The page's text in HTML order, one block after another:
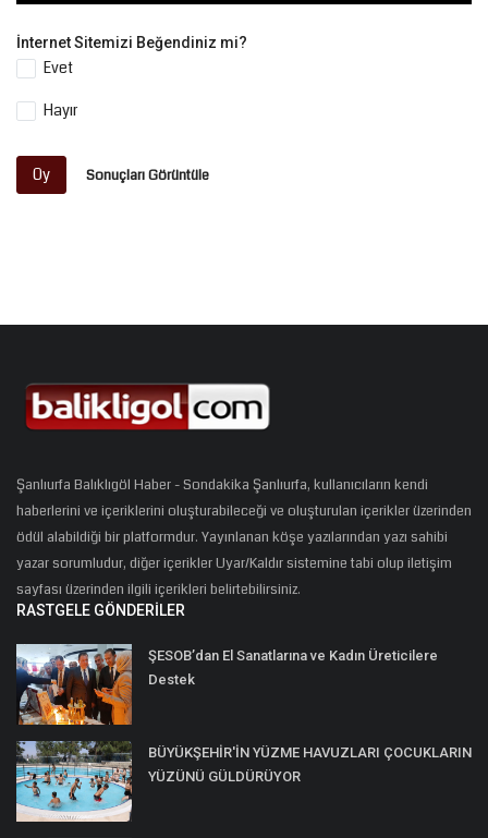
İnternet Sitemizi Beğendiniz mi?
Evet
Hayır
Oy Sonuçları Görüntüle
Şanlıurfa Balıklıgöl Haber - Sondakika Şanlıurfa, kullanıcıların kendi
haberlerini ve içeriklerini oluşturabileceği ve oluşturulan içerikler üzerinden
ödül alabildiği bir platformdur. Yayınlanan köşe yazılarından yazı sahibi
yazar sorumludur, diğer içerikler Uyar/Kaldır sistemine tabi olup iletişim
sayfası üzerinden ilgili içerikleri belirtebilirsiniz.
RASTGELE GÖNDERILER
ŞESOB’dan El Sanatlarına ve Kadın Üreticilere
Destek
BÜYÜKŞEHİR'İN YÜZME HAVUZLARI ÇOCUKLARIN
YÜZÜNÜ GÜLDÜRÜYOR